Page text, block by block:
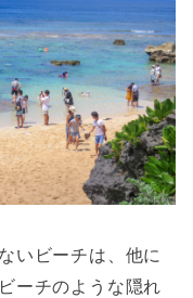
いビーチは、他に
ーチのような隠れ